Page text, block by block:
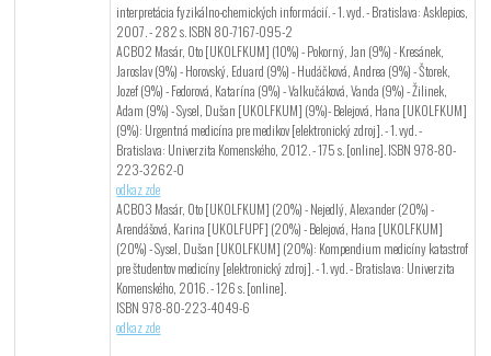
interpretácia fyzikálno-chemických informácií. - 1. vyd. - Bratislava: Asklepios,
2007. - 282 s. ISBN 80-7167-095-2
ACB02 Masár, Oto [UKOLFKUM] (10%) - Pokorný, Jan (9%) - Kresánek,
Jaroslav (9%) - Horovský, Eduard (9%) - Hudáčková, Andrea (9%) - Štorek,
Jozef (9%) - Fedorová, Katarína (9%) - Valkučáková, Vanda (9%) - Žilinek,
Adam (9%) - Sysel, Dušan [UKOLFKUM] (9%)- Belejová, Hana [UKOLFKUM]
(9%): Urgentná medicína pre medikov [elektronický zdroj]. - 1. vyd. -
Bratislava: Univerzita Komenského, 2012. - 175 s. [online]. ISBN 978-80-
223-3262-0
odkaz zde
ACB03 Masár, Oto [UKOLFKUM] (20%) - Nejedlý, Alexander (20%) -
Arendášová, Karina [UKOLFUPF] (20%) - Belejová, Hana [UKOLFKUM]
(20%) - Sysel, Dušan [UKOLFKUM] (20%): Kompendium medicíny katastrof
pre študentov medicíny [elektronický zdroj]. - 1. vyd. - Bratislava: Univerzita
Komenského, 2016. - 126 s. [online].
ISBN 978-80-223-4049-6
odkaz zde